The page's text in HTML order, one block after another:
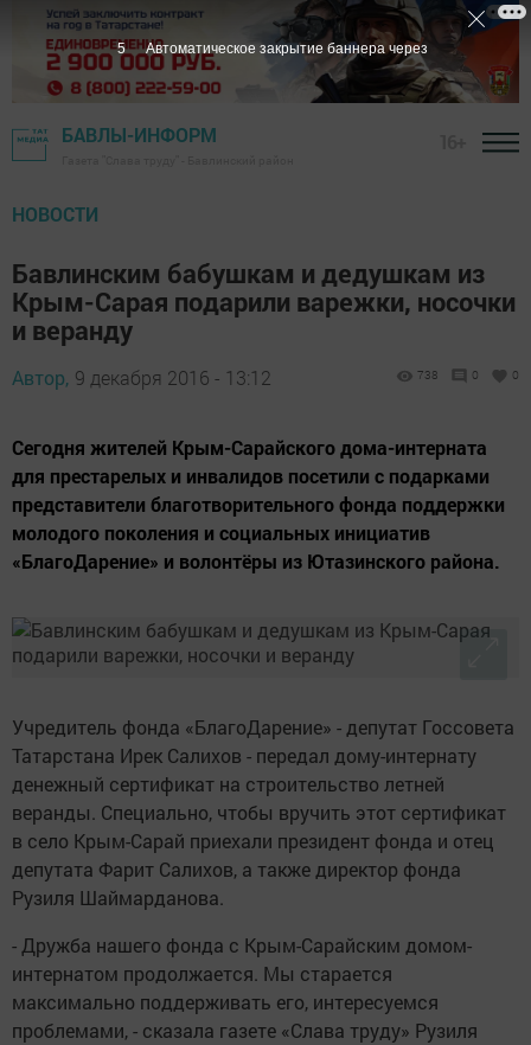
БАВЛЫ-ИНФОРМ
НОВОСТИ
Бавлинским бабушкам и дедушкам из
Крым-Сарая подарили варежки, носочки
и веранду
Автор, 9 декабря 2016 - 13:12 738 0 0
Сегодня жителей Крым-Сарайского дома-интерната
для престарелых и инвалидов посетили с подарками
представители благотворительного фонда поддержки
молодого поколения и социальных инициатив
«БлагоДарение» и волонтёры из Ютазинского района.
Учредитель фонда «БлагоДарение» - депутат Госсовета
Татарстана Ирек Салихов - передал дому-интернату
денежный сертификат на строительство летней
веранды. Специально, чтобы вручить этот сертификат
в село Крым-Сарай приехали президент фонда и отец
депутата Фарит Салихов, а также директор фонда
Рузиля Шаймарданова.
- Дружба нашего фонда с Крым-Сарайским домом-
интернатом продолжается. Мы старается
максимально поддерживать его, интересуемся
проблемами, - сказала газете «Слава труду» Рузиля
4 Автоматическое закрытие баннера через